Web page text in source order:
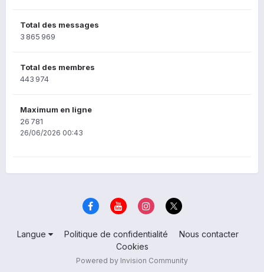
Total des messages
3 865 969
Total des membres
443 974
Maximum en ligne
26 781
26/06/2026 00:43
Langue Politique de confidentialité
Nous contacter
Cookies
Powered by Invision Community